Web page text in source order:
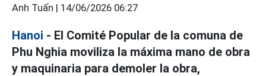
Anh Tuấn | 14/06/2026 06:27
Hanoi - El Comité Popular de la comuna de
Phu Nghia moviliza la máxima mano de obra
y maquinaria para demoler la obra,